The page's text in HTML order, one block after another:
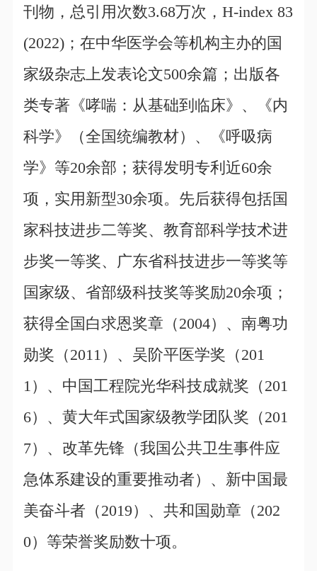
刊物，总引用次数3.68万次，H-index 83
(2022)；在中华医学会等机构主办的国
家级杂志上发表论文500余篇；出版各
类专著《哮喘：从基础到临床》、《内
科学》（全国统编教材）、《呼吸病
学》等20余部；获得发明专利近60余
项，实用新型30余项。先后获得包括国
家科技进步二等奖、教育部科学技术进
步奖一等奖、广东省科技进步一等奖等
国家级、省部级科技奖等奖励20余项；
获得全国白求恩奖章（2004）、南粤功
勋奖（2011）、吴阶平医学奖（201
1）、中国工程院光华科技成就奖（201
6）、黄大年式国家级教学团队奖（201
7）、改革先锋（我国公共卫生事件应
急体系建设的重要推动者）、新中国最
美奋斗者（2019）、共和国勋章（202
0）等荣誉奖励数十项。